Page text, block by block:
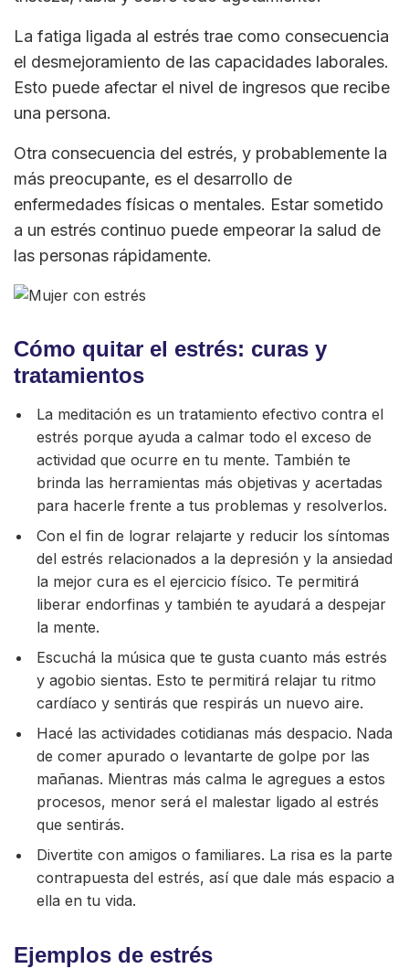
La fatiga ligada al estrés trae como consecuencia
el desmejoramiento de las capacidades laborales.
Esto puede afectar el nivel de ingresos que recibe
una persona.
Otra consecuencia del estrés, y probablemente la
más preocupante, es el desarrollo de
enfermedades físicas o mentales. Estar sometido
a un estrés continuo puede empeorar la salud de
las personas rápidamente.
Cómo quitar el estrés: curas y
tratamientos
La meditación es un tratamiento efectivo contra el
estrés porque ayuda a calmar todo el exceso de
actividad que ocurre en tu mente. También te
brinda las herramientas más objetivas y acertadas
para hacerle frente a tus problemas y resolverlos.
Con el fin de lograr relajarte y reducir los síntomas
del estrés relacionados a la depresión y la ansiedad
la mejor cura es el ejercicio físico. Te permitirá
liberar endorfinas y también te ayudará a despejar
la mente.
Escuchá la música que te gusta cuanto más estrés
y agobio sientas. Esto te permitirá relajar tu ritmo
cardíaco y sentirás que respirás un nuevo aire.
Hacé las actividades cotidianas más despacio. Nada
de comer apurado o levantarte de golpe por las
mañanas. Mientras más calma le agregues a estos
procesos, menor será el malestar ligado al estrés
que sentirás.
Divertite con amigos o familiares. La risa es la parte
contrapuesta del estrés, así que dale más espacio a
ella en tu vida.
Ejemplos de estrés